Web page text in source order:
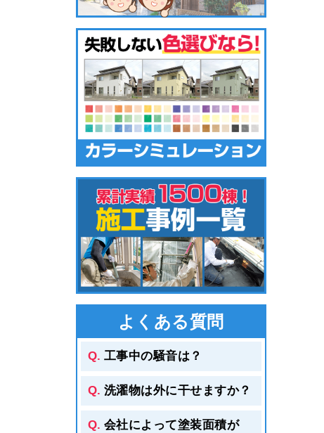
よくある質問
工事中の騒音は？
洗濯物は外に干せますか？
会社によって塗装面積が